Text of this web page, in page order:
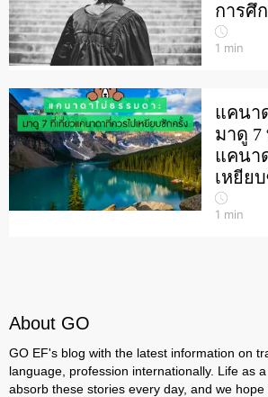
การศึ
1 min
แคนา
มาดู 7
แคนา
เหยีย
1 min
About GO
GO EF's blog with the latest information on
language, profession internationally. Life as
absorb these stories every day, and we